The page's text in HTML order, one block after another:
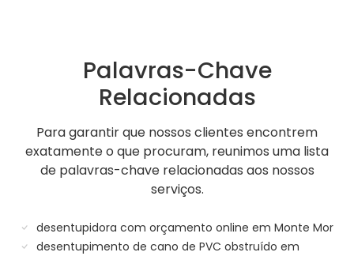
Palavras-Chave
Relacionadas
Para garantir que nossos clientes encontrem
exatamente o que procuram, reunimos uma lista
de palavras-chave relacionadas aos nossos
serviços.
desentupidora com orçamento online em Monte Mor
desentupimento de cano de PVC obstruído em